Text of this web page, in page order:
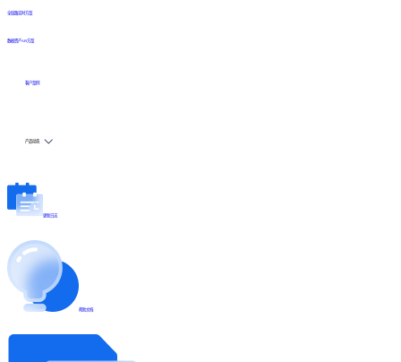
全链路实时方案
数据资产API方案
客户案例
产品动态
更新日志
帮助文档